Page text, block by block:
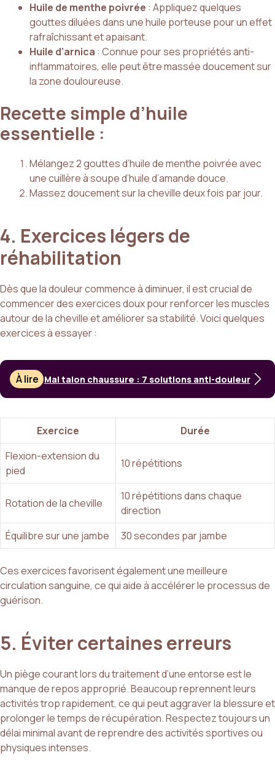
Huile de menthe poivrée : Appliquez quelques
gouttes diluées dans une huile porteuse pour un effet
rafraîchissant et apaisant.
Huile d’arnica : Connue pour ses propriétés anti-
inflammatoires, elle peut être massée doucement sur
la zone douloureuse.
Recette simple d’huile
essentielle :
Mélangez 2 gouttes d’huile de menthe poivrée avec
une cuillère à soupe d’huile d’amande douce.
Massez doucement sur la cheville deux fois par jour.
4. Exercices légers de
réhabilitation
Dès que la douleur commence à diminuer, il est crucial de
commencer des exercices doux pour renforcer les muscles
autour de la cheville et améliorer sa stabilité. Voici quelques
exercices à essayer :
À lire Mal talon chaussure : 7 solutions anti-douleur
Exercice
Durée
Flexion-extension du
pied
10 répétitions
Rotation de la cheville
10 répétitions dans chaque
direction
Équilibre sur une jambe
30 secondes par jambe
Ces exercices favorisent également une meilleure
circulation sanguine, ce qui aide à accélérer le processus de
guérison.
5. Éviter certaines erreurs
Un piège courant lors du traitement d’une entorse est le
manque de repos approprié. Beaucoup reprennent leurs
activités trop rapidement, ce qui peut aggraver la blessure et
prolonger le temps de récupération. Respectez toujours un
délai minimal avant de reprendre des activités sportives ou
physiques intenses.